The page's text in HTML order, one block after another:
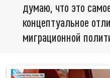
думаю, что это
концептуальное
миграционной